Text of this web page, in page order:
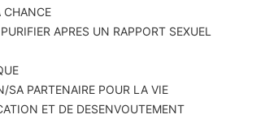
CHANCE
APRES UN RAPPORT SEXUEL
SA PARTENAIRE POUR LA VIE
ET DE DESENVOUTEMENT